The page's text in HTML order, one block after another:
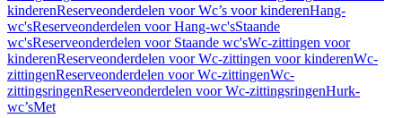
kinderenReserveonderdelen voor Wc’s voor kinderenHang-
wc'sReserveonderdelen voor Hang-wc'sStaande
wc'sReserveonderdelen voor Staande wc'sWc-zittingen voor
kinderenReserveonderdelen voor Wc-zittingen voor kinderenWc-
zittingenReserveonderdelen voor Wc-zittingenWc-
zittingsringenReserveonderdelen voor Wc-zittingsringenHurk-
wc’sMet